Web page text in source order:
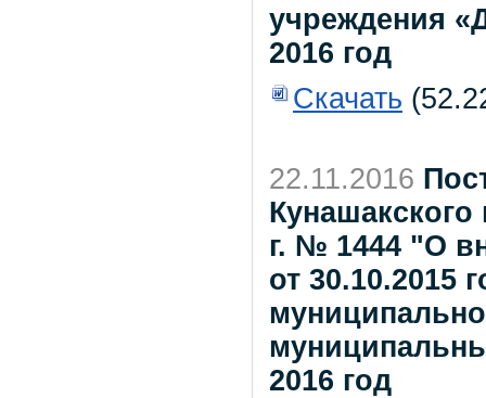
учреждения
2016 год
Скачать
22.11.2016
Кунашакского
г. № 1444 "О
от 30.10.2015
2016 год